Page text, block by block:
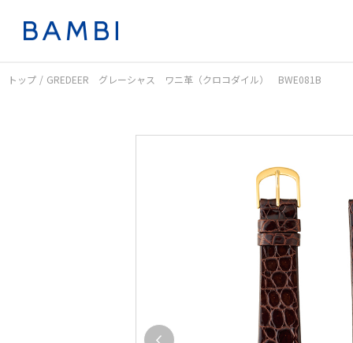
トップ GREDEER グレーシャス ワニ革（クロコダイル） BWE081B